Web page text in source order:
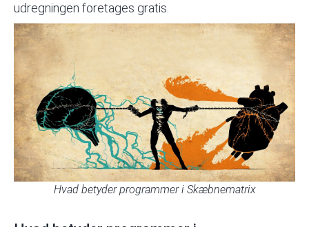
udregningen foretages gratis.
Hvad betyder programmer i Skæbnematrix